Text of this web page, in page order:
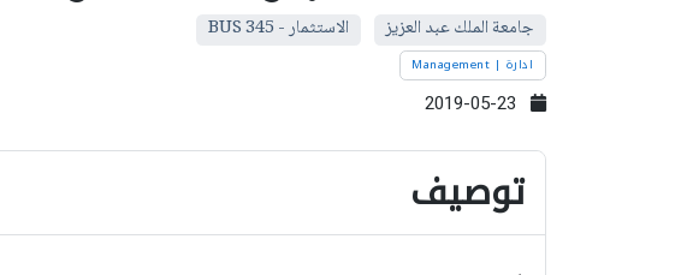
جامعة الملك عبد العزيز الاستثمار - BUS 345
ادارة | Management
توصيف